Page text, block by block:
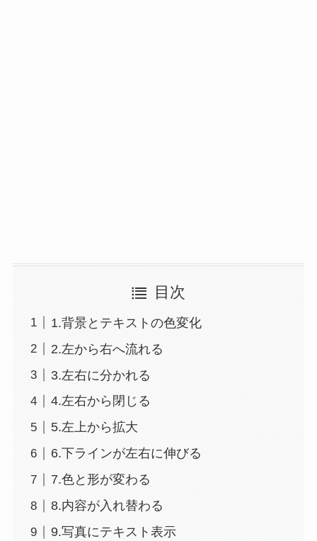
目次
1.背景とテキストの色変化
2.左から右へ流れる
3.左右に分かれる
4.左右から閉じる
5.左上から拡大
6.下ラインが左右に伸びる
7.色と形が変わる
8.内容が入れ替わる
9.写真にテキスト表示